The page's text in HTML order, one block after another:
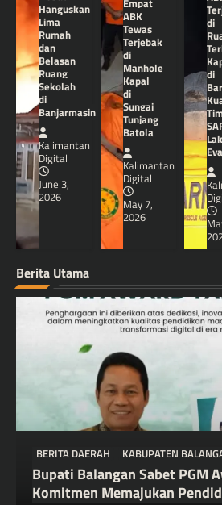
Hanguskan
Lima
Rumah
dan
Belasan
Ruang
Sekolah
di
Banjarmasin
Kalimantan
Digital
June 3,
2026
Empat
ABK
Tewas
Terjebak
di
Manhole
Kapal
di
Sungai
Tunjang
Batola
Kalimantan
Digital
May 7,
2026
di
di
Berita Utama
BERITA DAERAH KABUPATEN
Bupati Balangan Sabet PGM
Komitmen Memajukan